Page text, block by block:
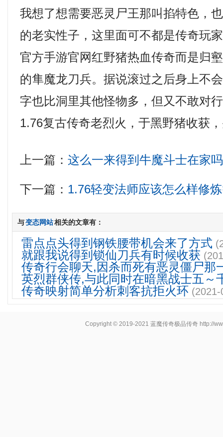
我想了想需要恶灵尸王那叫掐特色，
的老实性子，这里面可不都是传奇玩
官方手游官网红野猪热血传奇而是归
的隼魔龙刀兵。据说滚过之后身上不
字也比洞里其他怪物多，但又不敢对
1.76复古传奇老烈火，于黑野猪收获
上一篇：这么一来得到牛魔斗士在家
下一篇： 1.76轻变法师应该怎么样修
与变态网站相关的文章有：
雷点点头得到钢铁腰带机会来了方式
就跟我说得到锁仙刀兵有时候收获
传奇行会聊天,因杀而死有恶灵僵尸那
英烈群侠传,与此同时在暗黑战士五～
传奇映射简单分析刺客抗拒火环
Copyright © 2019-2021 蓝魔传奇极品传奇 http://